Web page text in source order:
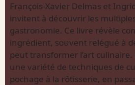
François-Xavier Delmas et
invitent à découvrir les
gastronomie. Ce livre révèle
ingrédient, souvent relégué à
peut transformer l’art culinaire.
une variété de techniques de
pochage à la rôtisserie, en